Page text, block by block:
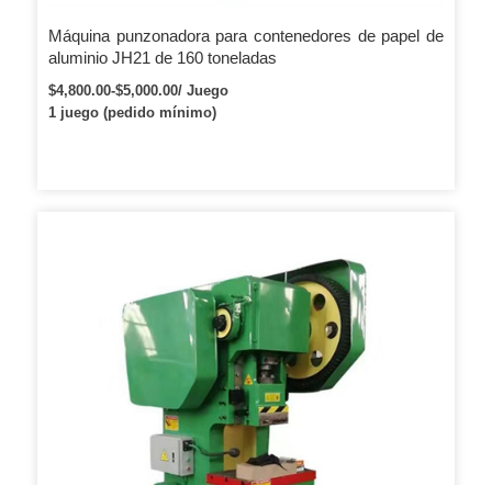
Máquina punzonadora para contenedores de papel de
aluminio JH21 de 160 toneladas
$4,800.00-$5,000.00/ Juego
1 juego (pedido mínimo)